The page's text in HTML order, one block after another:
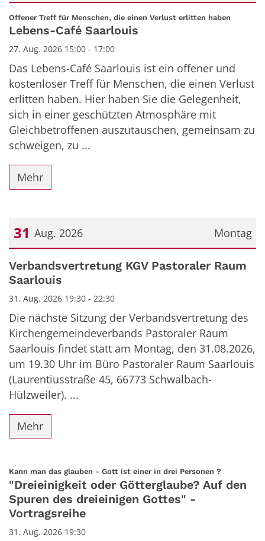
Datum: 27. August 2026
Offener Treff für Menschen, die einen Verlust erlitten haben
Lebens-Café Saarlouis
27. Aug. 2026 15:00 - 17:00
Das Lebens-Café Saarlouis ist ein offener und
kostenloser Treff für Menschen, die einen Verlust
erlitten haben. Hier haben Sie die Gelegenheit,
sich in einer geschützten Atmosphäre mit
Gleichbetroffenen auszutauschen, gemeinsam zu
schweigen, zu ...
Mehr
Montag
31 Aug. 2026
Datum: 31. August 2026
Verbandsvertretung KGV Pastoraler Raum
Saarlouis
31. Aug. 2026 19:30 - 22:30
Die nächste Sitzung der Verbandsvertretung des
Kirchengemeindeverbands Pastoraler Raum
Saarlouis findet statt am Montag, den 31.08.2026,
um 19.30 Uhr im Büro Pastoraler Raum Saarlouis
(Laurentiusstraße 45, 66773 Schwalbach-
Hülzweiler). ...
Mehr
Kann man das glauben - Gott ist einer in drei Personen ?
"Dreieinigkeit oder Götterglaube? Auf den
Spuren des dreieinigen Gottes" -
Vortragsreihe
31. Aug. 2026 19:30